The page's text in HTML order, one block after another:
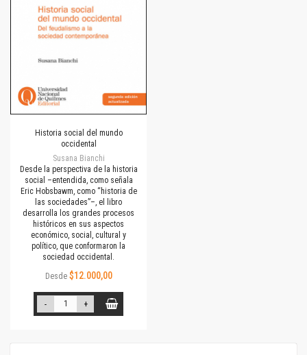
Historia social del mundo
occidental
Susana Bianchi
Desde la perspectiva de la historia
social –entendida, como señala
Eric Hobsbawm, como “historia de
las sociedades”–, el libro
desarrolla los grandes procesos
históricos en sus aspectos
económico, social, cultural y
político, que conformaron la
sociedad occidental.
Desde $12.000,00
- +